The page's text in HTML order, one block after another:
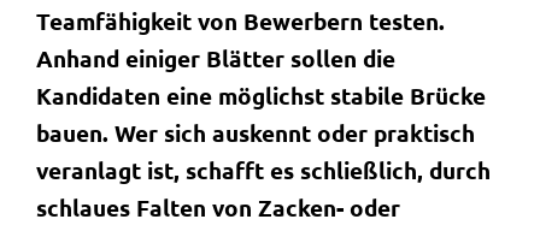
Teamfähigkeit von Bewerbern testen.
Anhand einiger Blätter sollen die
Kandidaten eine möglichst stabile Brücke
bauen. Wer sich auskennt oder praktisch
veranlagt ist, schafft es schließlich, durch
schlaues Falten von Zacken- oder